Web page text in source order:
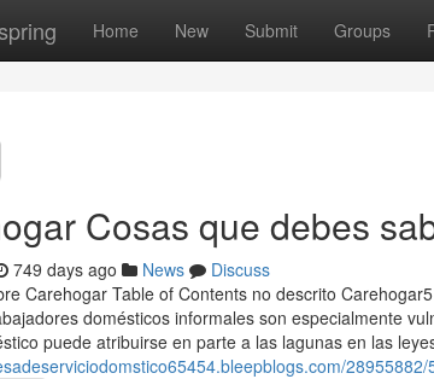
Home New Submit Groups
Cosas que debes
749 days ago News
Discuss
Carehogar Table of Contents no descrito
domésticos informales son especialmente
puede atribuirse en parte a las lagunas en las